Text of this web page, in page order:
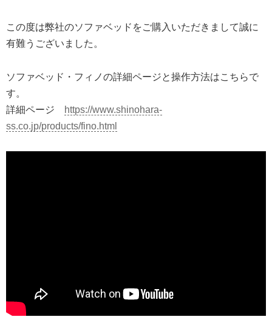
この度は弊社のソファベッドをご購入いただきまして誠に
有難うございました。
ソファベッド・フィノの詳細ページと操作方法はこちらで
す。
詳細ページ
https://www.shinohara-
ss.co.jp/products/fino.html